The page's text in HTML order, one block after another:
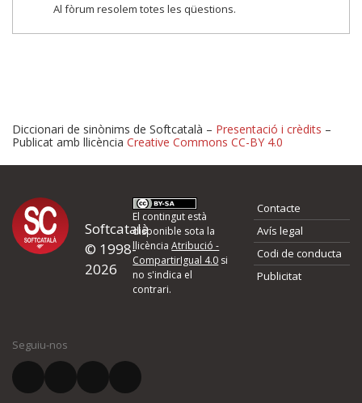
Al fòrum resolem totes les qüestions.
Proposeu-nos millores o
d'errors
Si heu trobat un error o voleu proposar alguna millora, ompliu els
quina és la millora que proposeu o l'error del qual voleu informar-
El vostre correu electrònic *
Diccionari de sinònims de Softcatalà – Presentació i crèdits –
Publicat amb llicència Creative Commons CC-BY 4.0
Softcatalà
© 1998-
2026
El contingut està
disponible sota la
llicènciaAtribució -
CompartirIgual 4.0 si
no s'indica el
contrari.
Contacte
Avís legal
Codi de conducta
Publicitat
Seguiu-nos